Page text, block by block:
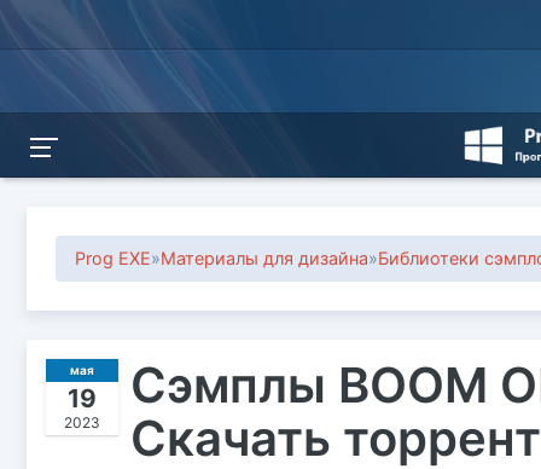
Prog EXE»Материалы для дизайна»Библиотеки
мая
19
2023
Сэмплы BOOM
Скачать торрент